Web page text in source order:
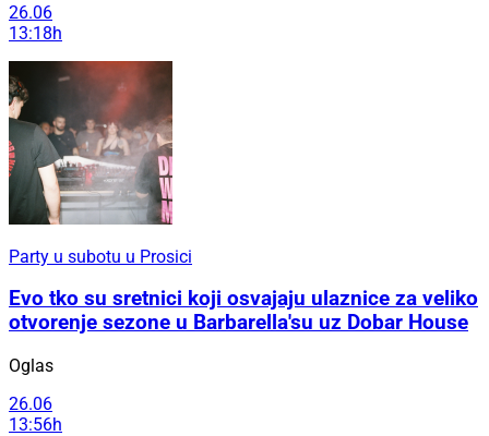
26.06
13:18h
Party u subotu u Prosici
Evo tko su sretnici koji osvajaju ulaznice za veliko
otvorenje sezone u Barbarella'su uz Dobar House
Oglas
26.06
13:56h